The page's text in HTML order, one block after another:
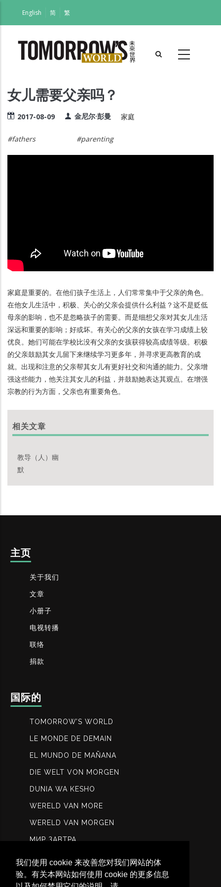
我们使用 cookie 来改善您对我们网站的体
验。有关本网站如何使用 cookie 的更多信息
English 简 繁
女儿需要父亲吗？
2017-08-09 金尼尔·彭曼 家庭
#fathers #parenting
家庭是重要的。在他们孩子生活上，人们常常集中于父亲的角色。
在他女儿生活中，积极、关心的父亲会提供什么利益？这不是贬低
母亲的影响，也不是忽略孩子的需要。而是细想父亲对其女儿生活
深远和重要的影响；好或坏。有关心的父亲的女孩在学习成绩上较
优良。她们可能在学校比没有父亲的女孩获得较高成绩等级。积极
的父亲鼓励其女儿留下来继续学习更多年，并寻求更高教育的成
就。出现和注意的父亲帮其女儿有更好社交和沟通的能力。父亲增
强这些能力，他关注其女儿的利益，并鼓励她表达其观点。在增强
宗教的行为方面，父亲也有重要角色。
相关文章
教导（人）幽
默
主页
关于我们
文章
小册子
电视转播
联络
捐款
国际的
TOMORROW’S WORLD
LE MONDE DE DEMAIN
EL MUNDO DE MAÑANA
DIE WELT VON MORGEN
DUNIA WA KESHO
WERELD VAN MORE
WERELD VAN MORGEN
МИР ЗАВТРА
कल विश्ि